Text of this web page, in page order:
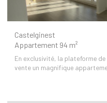
Castelginest
Appartement 94 m²
En exclusivité, la plateforme
vente un magnifique